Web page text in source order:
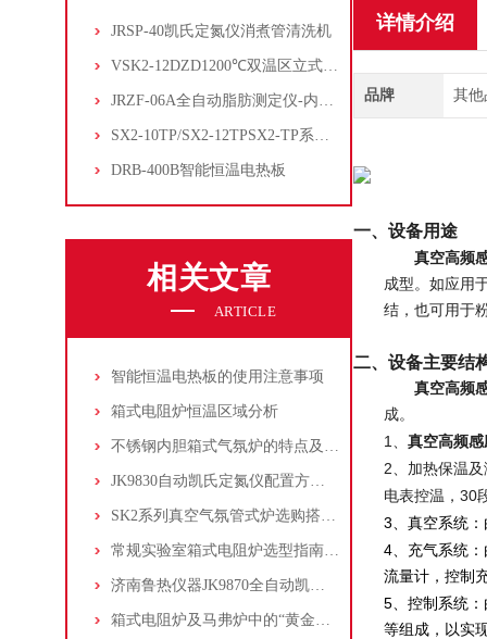
JRSP-40凯氏定氮仪消煮管清洗机
VSK2-12DZD1200℃双温区立式管式炉
JRZF-06A全自动脂肪测定仪-内置电子制冷系统
SX2-10TP/SX2-12TPSX2-TP系列经济型陶瓷纤维马弗炉
DRB-400B智能恒温电热板
相关文章
ARTICLE
智能恒温电热板的使用注意事项
箱式电阻炉恒温区域分析
不锈钢内胆箱式气氛炉的特点及应用场景
JK9830自动凯氏定氮仪配置方案一
SK2系列真空气氛管式炉选购搭配指南
常规实验室箱式电阻炉选型指南-2021版
济南鲁热仪器JK9870全自动凯氏定氮仪在土壤氮含量测定中应用
箱式电阻炉及马弗炉中的“黄金款产品”推荐
详情介绍
品牌 其他
一、设备用途
真空高频
成型。如应用
结，也可用于
二、设备主要结
真空高频
成。
1、 真空高频
2、加热保温
电表控温， 30
3、真空系统
4、充气系统
流量计，控制
5、控制系统
等组成，以实